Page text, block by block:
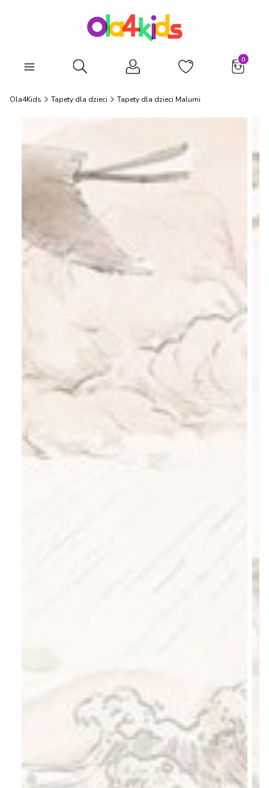
Otwórz wyszukiwarkę
Ola4Kids Tapety dla dzieci Tapety dla dzieci Malumi